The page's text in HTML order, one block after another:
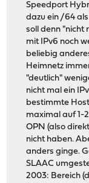
Speedport
dazu ein /64
soll denn "nicht
mit IPv6 noch
beliebig
Heimnetz
"deutlich"
nicht mal ein
bestimmte
maximal auf 1-
OPN (also
nicht haben.
anders ginge.
SLAAC
2003: Bereich